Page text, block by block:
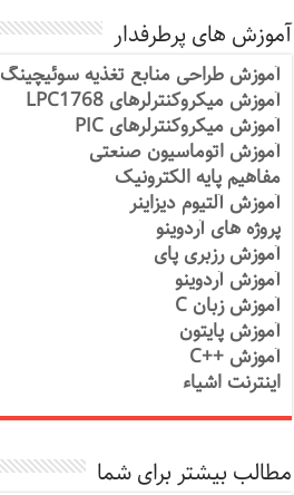
آموزش های پرطرفدار
آموزش طراحی منابع تغذیه سوئیچینگ
آموزش میکروکنترلرهای LPC1768
آموزش میکروکنترلرهای PIC
آموزش اتوماسیون صنعتی
مفاهیم پایه الکترونیک
آموزش آلتیوم دیزاینر
پروژه های آردوینو
آموزش رزبری پای
آموزش آردوینو
آموزش زبان C
آموزش پایتون
آموزش ++C
اینترنت اشیاء
مطالب بیشتر برای شما